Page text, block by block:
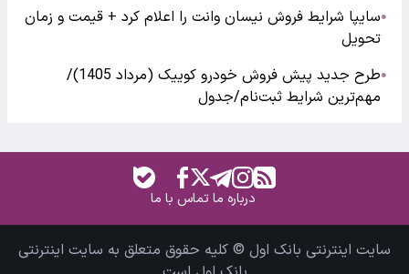
●سایپا شرایط فروش نیسان وانت را اعلام کرد + قیمت و زمان
تحویل
●
طرح جدید پیش فروش خودرو کوییک (مرداد 1405)/
مهم‌ترین شرایط ثبت‌نام/جدول
درباره ماتماس با ما
سایت اینترنتی بانک اول © کلیه حقوق متعلق به سایت اینترنتی